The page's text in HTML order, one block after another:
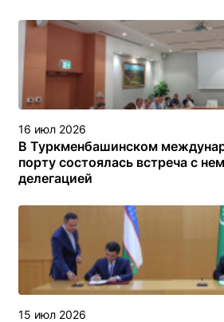
16 июл 2026
В Туркменбашинском
порту состоялась встреча с
делегацией
15 июл 2026